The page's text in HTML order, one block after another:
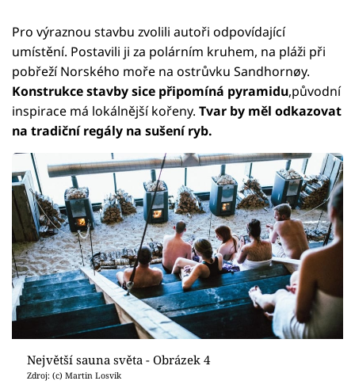
Pro výraznou stavbu zvolili autoři odpovídající
umístění. Postavili ji za polárním kruhem, na pláži při
pobřeží Norského moře na ostrůvku Sandhornøy.
Konstrukce stavby sice připomíná pyramidu,původní
inspirace má lokálnější kořeny. Tvar by měl odkazovat
na tradiční regály na sušení ryb.
Největší sauna světa - Obrázek 4
Zdroj: (c) Martin Losvik